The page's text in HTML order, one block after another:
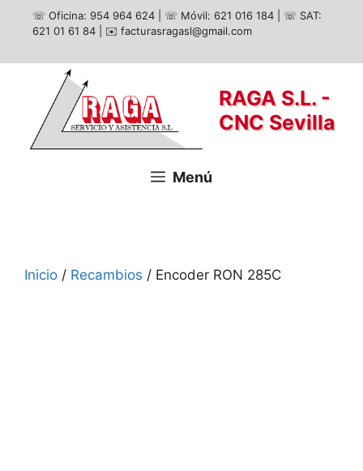
Saltar☏ Oficina: 954 964 624 ☏ Móvil: 621 016 184
☏ SAT:
621 01 61 84
✉️ facturasragasl@gmail.com
RAGA S.L. -
CNC Sevilla
Menú
Inicio / Recambios / Encoder RON 285C